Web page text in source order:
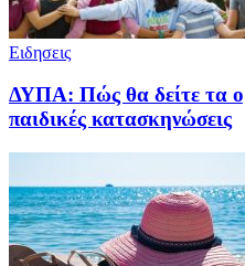
Ειδησεις
ΔΥΠΑ: Πώς θα δείτε τα
παιδικές κατασκηνώσεις